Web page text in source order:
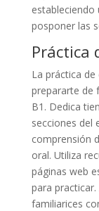
posponer las
Práctica
La práctica
prepararte de
B1. Dedica
secciones del
comprensión
oral. Utiliza
páginas web
para
familiarices